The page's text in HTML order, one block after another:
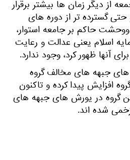
از دیگر زمان ها بیشتر برقرار
گسترده تر از دوره های
حاکم بر جامعه استوار،
اسلام یعنی عدالت و رعایت
آنها ظهور کرد، وجود ندارد.
جبهه های مخالف گروه
افزایش پیدا کرده و تاکنون
گروه در یورش های جبهه های
شده اند.